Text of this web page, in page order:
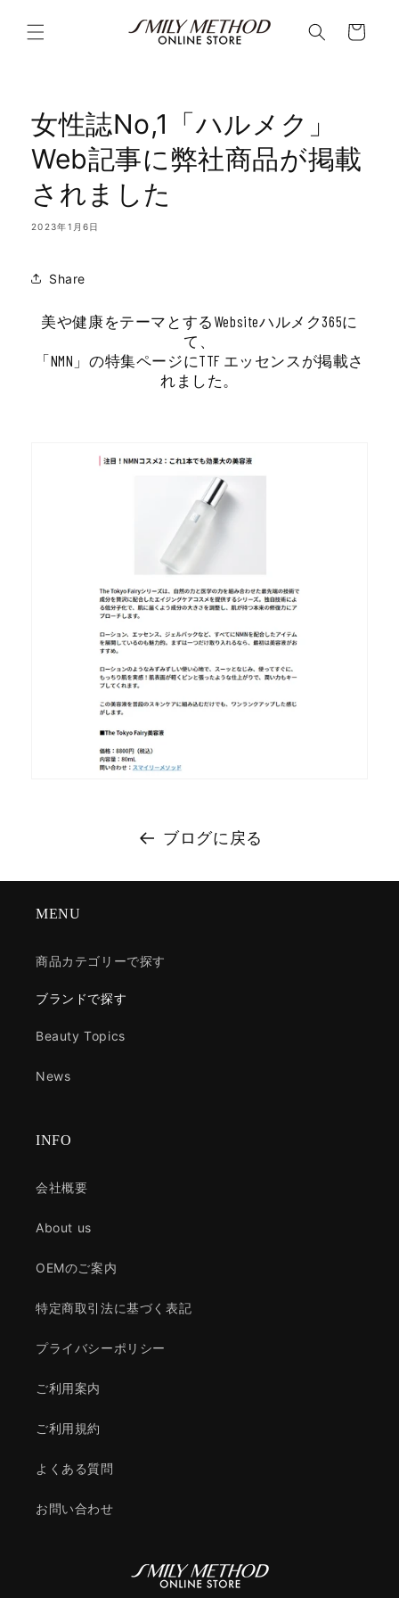
進む
ー
女性誌No,1「ハルメク」
Web記事に弊社商品が掲載
されました
2023年1月6日
Share
美や健康をテーマとするWebsiteハルメク365に
て、
「NMN」の特集ページにTTF エッセンスが掲載さ
れました。
ブログに戻る
MENU
商品カテゴリーで探す
ブランドで探す
Beauty Topics
News
INFO
会社概要
About us
OEMのご案内
特定商取引法に基づく表記
プライバシーポリシー
ご利用案内
ご利用規約
よくある質問
お問い合わせ